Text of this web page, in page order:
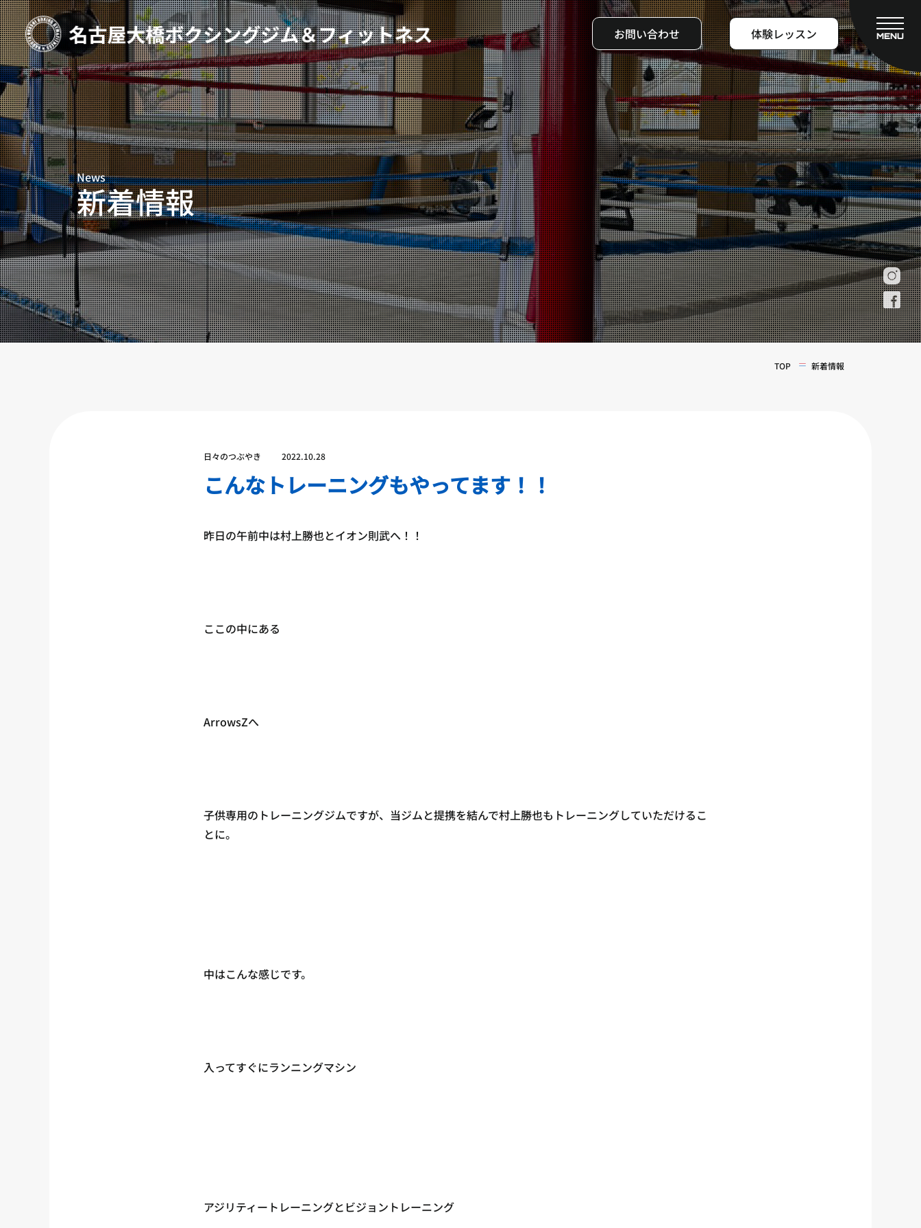
お問い合わせ 体験レッスン
MENU
TOP
新着情報
ご予約
プライベートコース予約
レンタルスタジオ予約
名古屋大橋ボクシングジムについて
大橋弘政プロフィール
スタッフ紹介
料金案内
設備紹介
アクセス
実戦コース
料金システム
選手紹介
よくある質問
フィットネスコース
料金システム
ビフォーアフター
よくある質問
News
新着情報
TOP 新着情報
日々のつぶやき 2022.10.28
こんなトレーニングもやってます！！
昨日の午前中は村上勝也とイオン則武へ！！
ここの中にある
ArrowsZへ
子供専用のトレーニングジムですが、当ジムと提携を結んで村上勝也もトレーニングしていただけるこ
とに。
中はこんな感じです。
入ってすぐにランニングマシン
アジリティートレーニングとビジョントレーニング